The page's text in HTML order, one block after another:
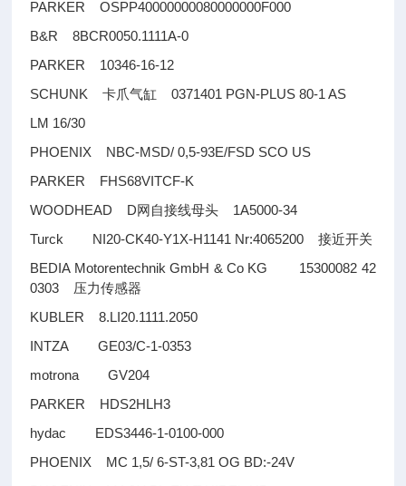
PARKER OSPP40000000080000000F000
B&R 8BCR0050.1111A-0
PARKER 10346-16-12
SCHUNK卡爪气缸
0371401 PGN-PLUS 80-1 AS
LM 16/30
PHOENIX NBC-MSD/ 0,5-93E/FSD SCO US
PARKER FHS68VITCF-K
WOODHEAD D网自接线母头 1A5000-34
Turck NI20-CK40-Y1X-H1141 Nr:4065200接近开关
BEDIA Motorentechnik GmbH & Co KG 15300082 42
0303 压力传感器
KUBLER 8.LI20.1111.2050
INTZA GE03/C-1-0353
motrona GV204
PARKER HDS2HLH3
hydac EDS3446-1-0100-000
PHOENIX MC 1,5/ 6-ST-3,81 OG BD:-24V